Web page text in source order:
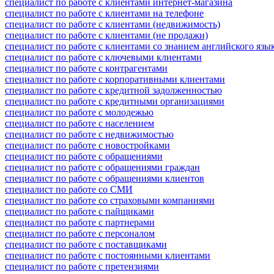
специалист по работе с клиентами на телефоне
специалист по работе с клиентами (недвижимость)
специалист по работе с клиентами (не продажи)
специалист по работе с клиентами со знанием английского
специалист по работе с ключевыми клиентами
специалист по работе с контрагентами
специалист по работе с корпоративными клиентами
специалист по работе с кредитной задолженностью
специалист по работе с кредитными организациями
специалист по работе с молодежью
специалист по работе с населением
специалист по работе с недвижимостью
специалист по работе с новостройками
специалист по работе с обращениями
специалист по работе с обращениями граждан
специалист по работе с обращениями клиентов
специалист по работе со СМИ
специалист по работе со страховыми компаниями
специалист по работе с пайщиками
специалист по работе с партнерами
специалист по работе с персоналом
специалист по работе с поставщиками
специалист по работе с постоянными клиентами
специалист по работе с претензиями